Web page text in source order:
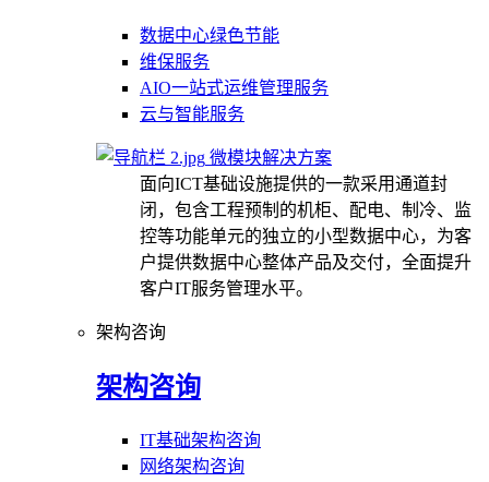
数据中心绿色节能
维保服务
AIO一站式运维管理服务
云与智能服务
微模块解决方案
面向ICT基础设施提供的一款采用通道封
闭，包含工程预制的机柜、配电、制冷、监
控等功能单元的独立的小型数据中心，为客
户提供数据中心整体产品及交付，全面提升
客户IT服务管理水平。
架构咨询
架构咨询
IT基础架构咨询
网络架构咨询